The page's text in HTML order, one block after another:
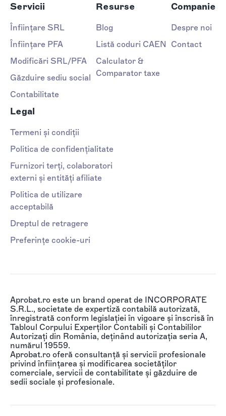
Servicii
Înființare SRL
Înființare PFA
Modificări SRL/PFA
Găzduire sediu social
Contabilitate
Resurse
Blog
Listă coduri CAEN
Calculator &
Comparator taxe
Companie
Despre noi
Contact
Legal
Termeni și condiții
Politica de confidențialitate
Furnizori terți, colaboratori
externi și entități afiliate
Politica de utilizare
acceptabilă
Dreptul de retragere
Preferințe cookie-uri
Aprobat.ro este un brand operat de INCORPORATE
S.R.L., societate de expertiză contabilă autorizată,
înregistrată conform legislației în vigoare și înscrisă în
Tabloul Corpului Experților Contabili și Contabililor
Autorizați din România, deținând autorizația seria A,
numărul 19559.
Aprobat.ro oferă consultanță și servicii profesionale
privind înființarea și modificarea societăților
comerciale, servicii de contabilitate și găzduire de
sedii sociale și profesionale.